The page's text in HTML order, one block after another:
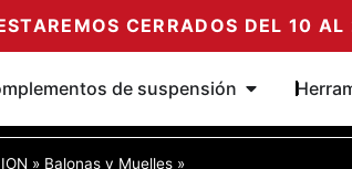
CERRADOS DEL 10 AL
de suspensión Abrir
» Balonas y Muelles »